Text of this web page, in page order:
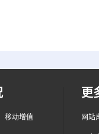
移动增值
更
网站